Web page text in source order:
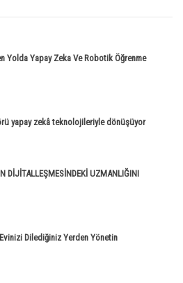
Yolda Yapay Zeka Ve Robotik Öğrenme
yapay zekâ teknolojileriyle dönüşüyor
DİJİTALLEŞMESİNDEKİ UZMANLIĞINI
Dilediğiniz Yerden Yönetin